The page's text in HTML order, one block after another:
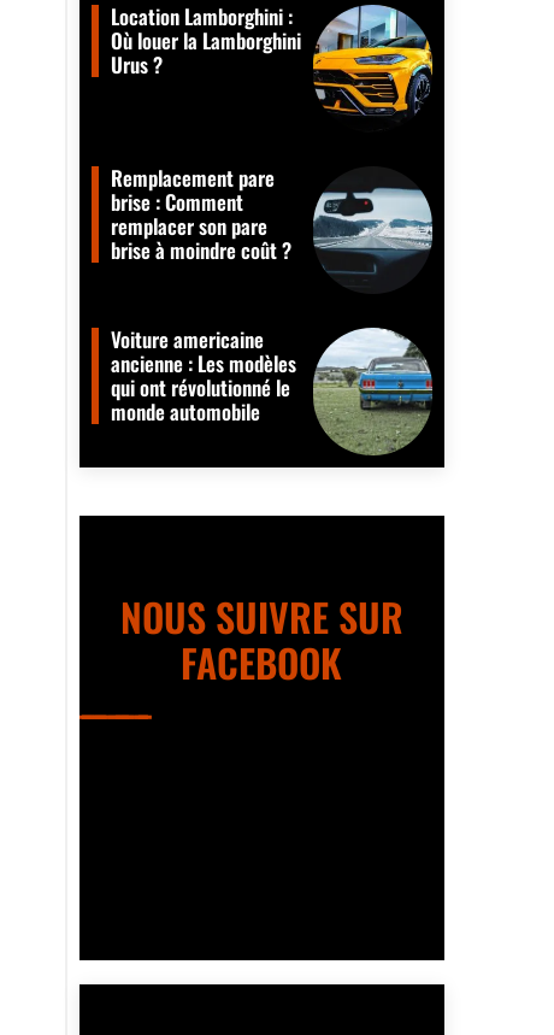
Location Lamborghini :
Où louer la Lamborghini
Urus ?
Remplacement pare
brise : Comment
remplacer son pare
brise à moindre coût ?
Voiture americaine
ancienne : Les modèles
qui ont révolutionné le
monde automobile
NOUS SUIVRE SUR
FACEBOOK